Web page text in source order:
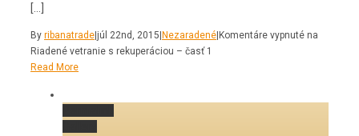
[…]
By ribanatrade júl 22nd, 2015 Nezaradené Komentáre vypnuté na
Riadené vetranie s rekuperáciou – časť 1
Read More